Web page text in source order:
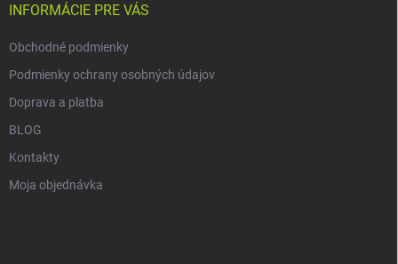
INFORMÁCIE PRE VÁS
Obchodné podmienky
Podmienky ochrany osobných údajov
Doprava a platba
BLOG
Kontakty
Moja objednávka